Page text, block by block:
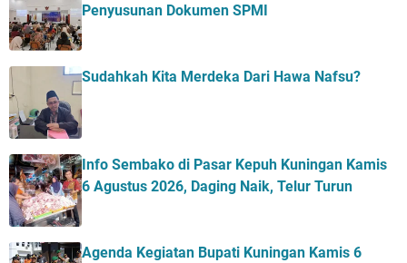
Penyusunan Dokumen SPMI
Sudahkah Kita Merdeka Dari Hawa Nafsu?
Info Sembako di Pasar Kepuh Kuningan Kamis
6 Agustus 2026, Daging Naik, Telur Turun
Agenda Kegiatan Bupati Kuningan Kamis 6